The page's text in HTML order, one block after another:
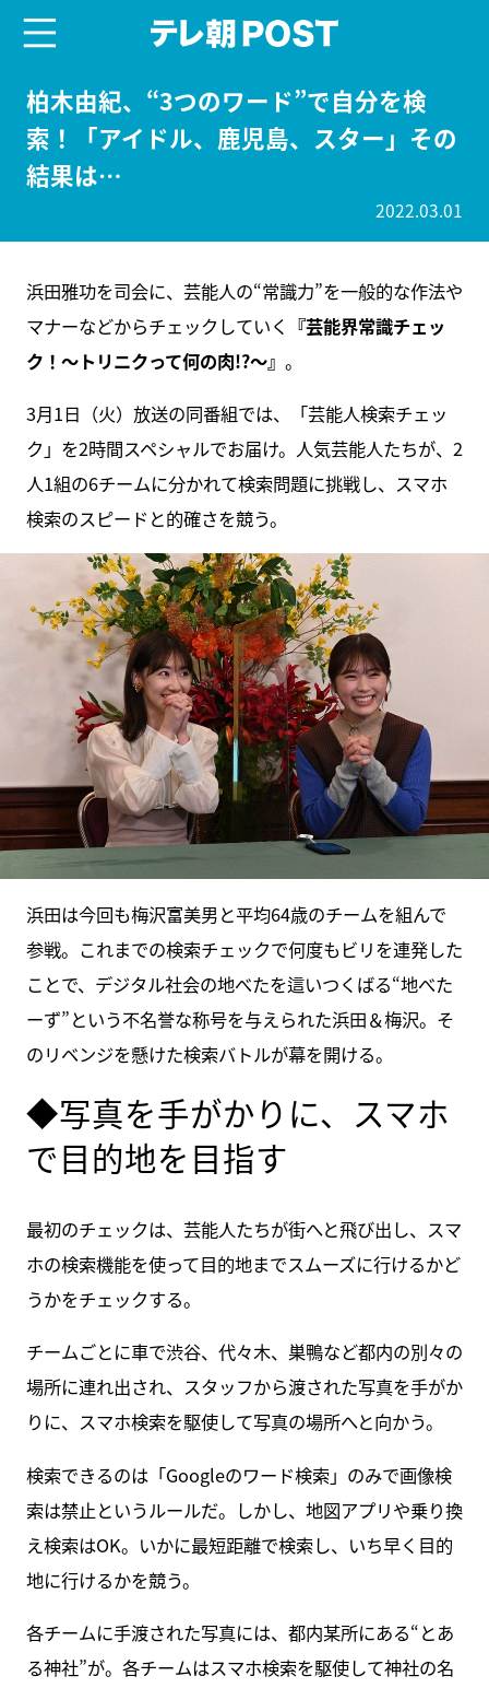
柏木由紀、“3つのワード”で自分を検
索！「アイドル、鹿児島、スター」その
結果は…
2022.03.01
浜田雅功を司会に、芸能人の“常識力”を一般的な作法や
マナーなどからチェックしていく 『芸能界常識チェッ
ク！～トリニクって何の肉!?～』 。
3月1日（火）放送の同番組では、「芸能人検索チェッ
ク」を2時間スペシャルでお届け。人気芸能人たちが、2
人1組の6チームに分かれて検索問題に挑戦し、スマホ
検索のスピードと的確さを競う。
浜田は今回も梅沢富美男と平均64歳のチームを組んで
参戦。これまでの検索チェックで何度もビリを連発した
ことで、デジタル社会の地べたを這いつくばる“地べた
ーず”という不名誉な称号を与えられた浜田＆梅沢。そ
のリベンジを懸けた検索バトルが幕を開ける。
◆写真を手がかりに、スマホ
で目的地を目指す
最初のチェックは、芸能人たちが街へと飛び出し、スマ
ホの検索機能を使って目的地までスムーズに行けるかど
うかをチェックする。
チームごとに車で渋谷、代々木、巣鴨など都内の別々の
場所に連れ出され、スタッフから渡された写真を手がか
りに、スマホ検索を駆使して写真の場所へと向かう。
検索できるのは「Googleのワード検索」のみで画像検
索は禁止というルールだ。しかし、地図アプリや乗り換
え検索はOK。いかに最短距離で検索し、いち早く目的
地に行けるかを競う。
各チームに手渡された写真には、都内某所にある“とあ
る神社”が。各チームはスマホ検索を駆使して神社の名